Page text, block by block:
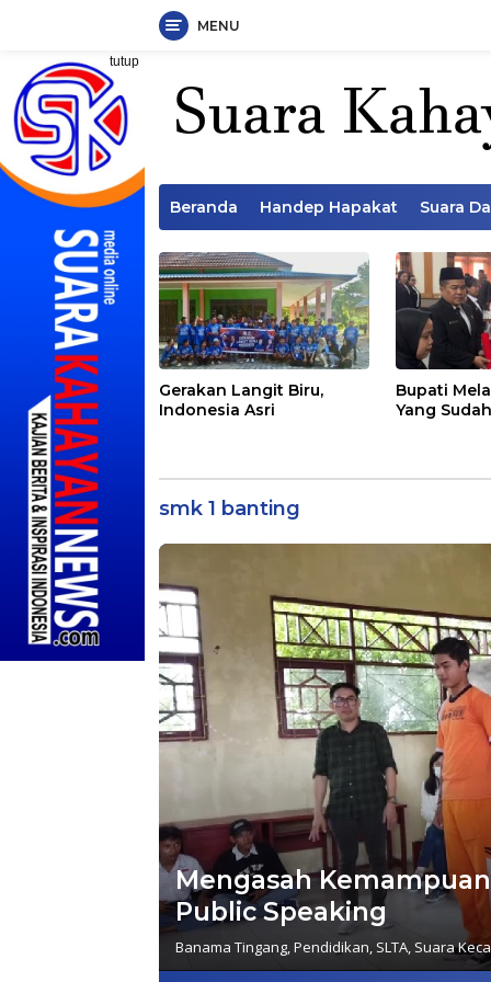
Langsung
konten
MENU
tutup
Beranda Handep Hapakat Suara
Gerakan Langit Biru,
Indonesia Asri
Bupati
Yang
smk 1 banting
Mengasah
Public Speaking
Banama Tingang,Pendidikan, SLTA, Suara